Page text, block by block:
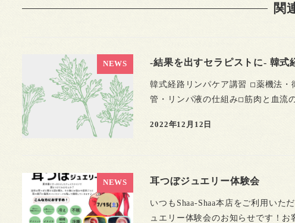
関
NEWS -結果を出すセラピストに- 韓式
韓式経路リンパケア講習 ◽︎薬機法
管・リンパ液の仕組み◽︎筋肉と血流
2022年12月12日
NEWS 耳つぼジュエリー体験会
いつもShaa-Shaa本店をご利用いた
ュエリー体験会のお知らせです！